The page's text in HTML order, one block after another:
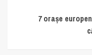
7 orașe